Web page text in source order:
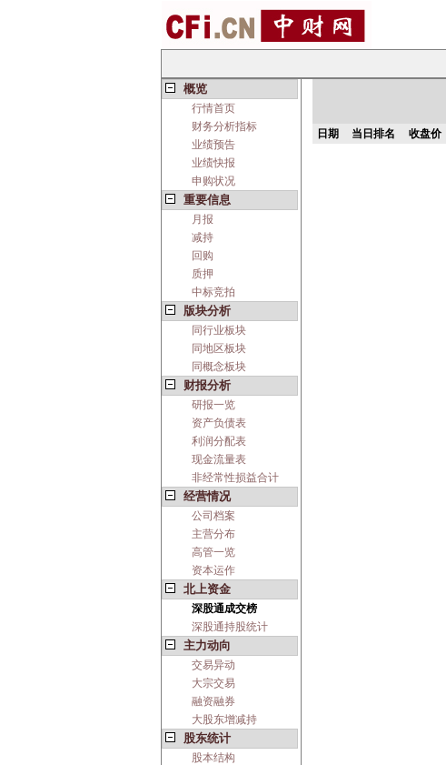
概览
行情首页
财务分析指标
业绩预告
业绩快报
申购状况
重要信息
月报
减持
回购
质押
中标竞拍
版块分析
同行业板块
同地区板块
同概念板块
财报分析
研报一览
资产负债表
利润分配表
现金流量表
非经常性损益合计
经营情况
公司档案
主营分布
高管一览
资本运作
北上资金
深股通成交榜
深股通持股统计
主力动向
交易异动
大宗交易
融资融券
大股东增减持
股东统计
股本结构
日期 当日排名 收盘价